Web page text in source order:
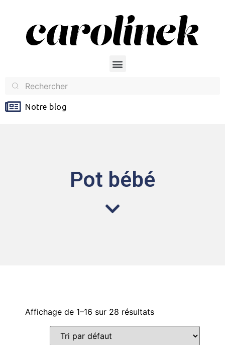
Notre blog
Pot bébé
Affichage de 1–16 sur 28 résultats